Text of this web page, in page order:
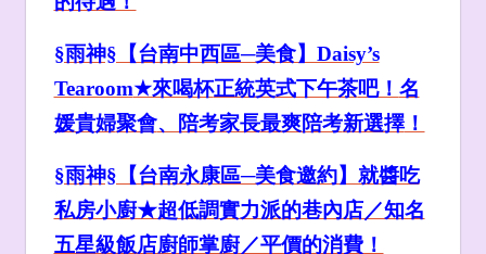
§雨神§【台南中西區─美食】Daisy’s
Tearoom★來喝杯正統英式下午茶吧！ 名
媛貴婦聚會、陪考家長最爽陪考新選擇！
§雨神§【台南永康區─美食邀約】就醬吃
私房小廚★超低調實力派的巷內店／知名
五星級飯店廚師掌廚／平價的消費！